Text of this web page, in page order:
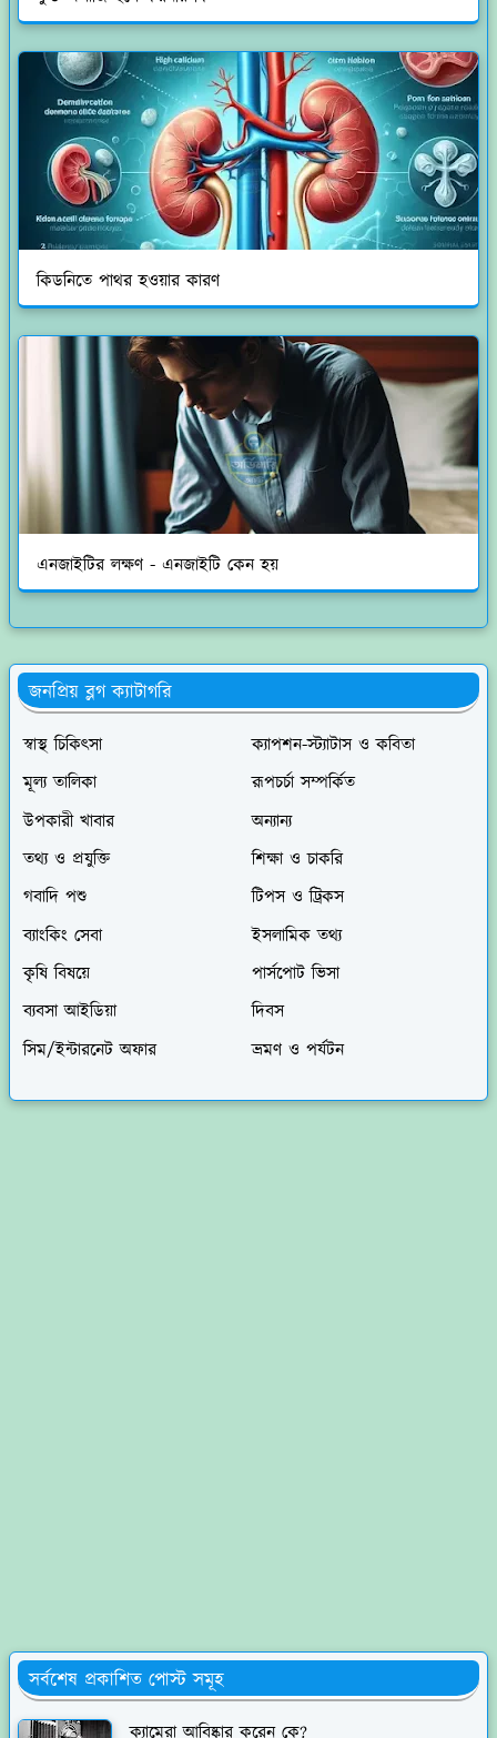
কিডনিতে পাথর হওয়ার কারণ
এনজাইটির লক্ষণ - এনজাইটি কেন হয়
জনপ্রিয় ব্লগ ক্যাটাগরি
স্বাস্থ চিকিৎসা
ক্যাপশন-স্ট্যাটাস ও কবিতা
মূল্য তালিকা
রূপচর্চা সম্পর্কিত
উপকারী খাবার
অন্যান্য
তথ্য ও প্রযুক্তি
শিক্ষা ও চাকরি
গবাদি পশু
টিপস ও ট্রিকস
ব্যাংকিং সেবা
ইসলামিক তথ্য
কৃষি বিষয়ে
পার্সপোট ভিসা
ব্যবসা আইডিয়া
দিবস
সিম/ইন্টারনেট অফার
ভ্রমণ ও পর্যটন
সর্বশেষ প্রকাশিত পোস্ট সমূহ